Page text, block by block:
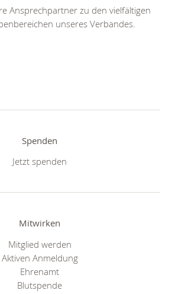
Ansprechpartner zu den vielfältigen
unseres Verbandes.
Spenden
Jetzt spenden
Mitwirken
Mitglied werden
Aktiven Anmeldung
Ehrenamt
Blutspende